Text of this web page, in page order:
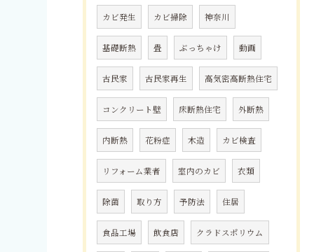
カビ発生 カビ掃除 神奈川
基礎断熱 畳 ぶっちゃけ 動画
古民家 古民家再生 高気密高断熱住宅
コンクリート壁 床断熱住宅 外断熱
内断熱 花粉症 木造 カビ検査
リフォーム業者 室内のカビ 衣類
除菌 取り方 予防法 住居
食品工場 飲食店 クラドスポリウム